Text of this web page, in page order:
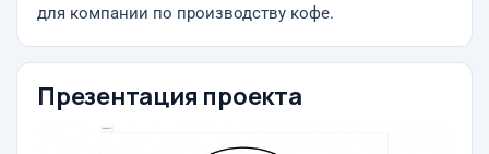
для компании по производству кофе.
Презентация проекта